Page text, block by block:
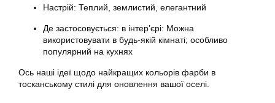
Настрій: Теплий, землистий, елегантний
Де застосовується: в інтер’єрі: Можна
використовувати в будь-якій кімнаті; особливо
популярний на кухнях
Ось наші ідеї щодо найкращих кольорів фарби в
тосканському стилі для оновлення вашої оселі.